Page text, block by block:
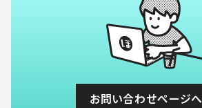
お問い合わせページへ